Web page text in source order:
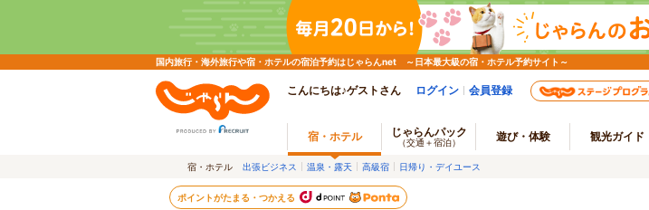
国内旅行・海外旅行や宿・ホテルの宿泊予約はじゃらんnet ～日本最大級の宿・ホテル予約サイト～
こんにちは♪ゲストさん ログイン 会員登録
宿・ホテル じゃらんパック
（交通＋宿泊） 遊び・体験 観光ガイド
宿・ホテル 出張ビジネス 温泉・露天 高級宿 日帰り・デイユース
ポイントがたまる・つかえる